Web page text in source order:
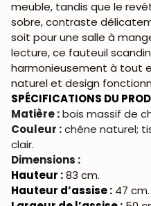
meuble, tandis que le
sobre, contraste
soit pour une salle à
lecture, ce fauteuil
harmonieusement à tout
naturel et design
SPÉCIFICATIONS DU
Matière :bois massif de
Couleur :chêne naturel;
clair.
Dimensions :
Hauteur :83 cm.
Hauteur d’assise : 47 cm.